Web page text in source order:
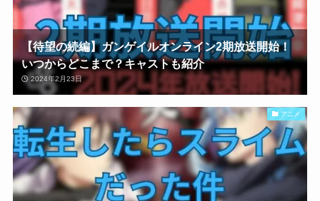
【待望の続編】ガンゲイルオンライン2期放送開始！
いつからどこまで？キャストも紹介
2024年2月23日
アニメ